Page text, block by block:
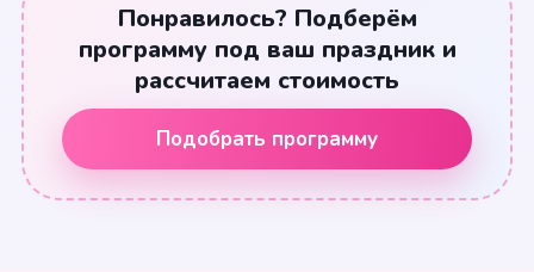
Понравилось? Подберём
программу под ваш праздник и
рассчитаем стоимость
Подобрать программу